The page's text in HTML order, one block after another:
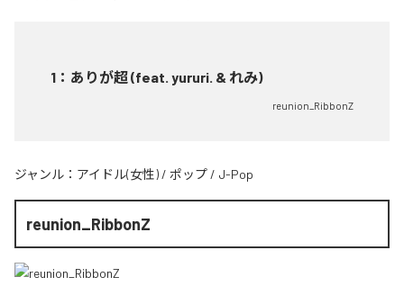
1 ： ありが超 (feat. yururi. & れみ)
reunion_RibbonZ
ジャンル： アイドル(女性) / ポップ / J-Pop
reunion_RibbonZ